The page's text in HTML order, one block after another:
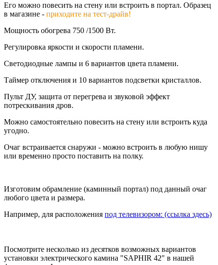
Его можно повесить на стену или встроить в портал. Образец
в магазине - приходите на тест-драйв!
Мощность обогрева 750 /1500 Вт.
Регулировка яркости и скорости пламени.
Светодиодные лампы и 6 вариантов цвета пламени.
Таймер отключения и 10 вариантов подсветки кристаллов.
Пульт ДУ, защита от перегрева и звуковой эффект
потрескивания дров.
Можно самостоятельно повесить на стену или встроить куда
угодно.
Очаг встраивается снаружи - можно встроить в любую нишу
или временно просто поставить на полку.
Изготовим обрамление (каминный портал) под данный очаг
любого цвета и размера.
Например, для расположения под телевизором: (ссылка здесь)
Посмотрите несколько из десятков возможных вариантов
установки электрического камина "SAPHIR 42" в нашей